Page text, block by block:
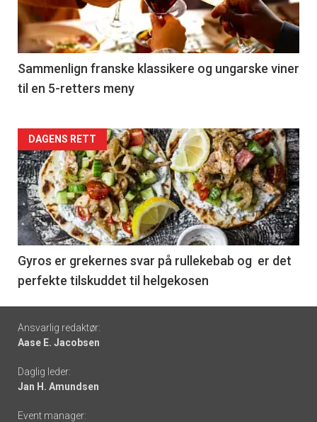
nå
-
5
Sammenlign franske klassikere og ungarske viner
til en 5-retters meny
Forsiden
akkurat
nå
-
6
DAGENS RETT
Gyros er grekernes svar på rullekebab og er det
perfekte tilskuddet til helgekosen
Footer
-
links
Ansvarlig redaktør:
Aase E. Jacobsen
Daglig leder:
Jan H. Amundsen
Event manager: